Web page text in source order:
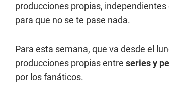
producciones propias,
para que no se te pase nada.
Para esta semana, que va desde el
producciones propias entre series y
por los fanáticos.